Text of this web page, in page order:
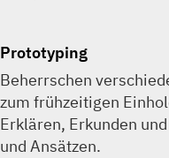
Prototyping
Beherrschen
zum frühzeitigen
Erklären, Erkunden
und Ansätzen.